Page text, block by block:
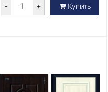
- + Купить